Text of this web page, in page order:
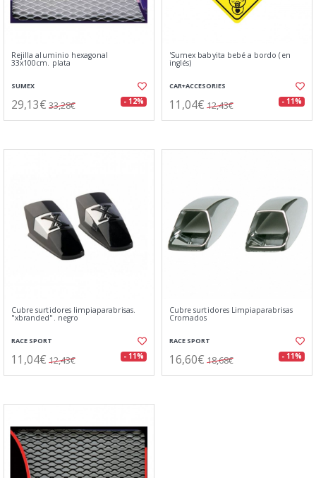
Rejilla aluminio hexagonal
33x100cm. plata
SUMEX
29,13€ 33,28€ - 12%
'Sumex babyita bebé a bordo (en
inglés)
CAR+ACCESORIES
11,04€ 12,43€ - 11%
Cubre surtidores limpiaparabrisas.
"xbranded". negro
RACE SPORT
11,04€ 12,43€ - 11%
Cubre surtidores Limpiaparabrisas
Cromados
RACE SPORT
16,60€ 18,68€ - 11%